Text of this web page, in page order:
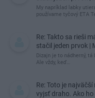
My napríklad labky
používame tyčový ETA
Re: Takto sa rieši
stačil jeden prvok |
Dizajn je to nádherný,
Ale vždy, keď…
Re: Toto je
vyjsť draho. Ako